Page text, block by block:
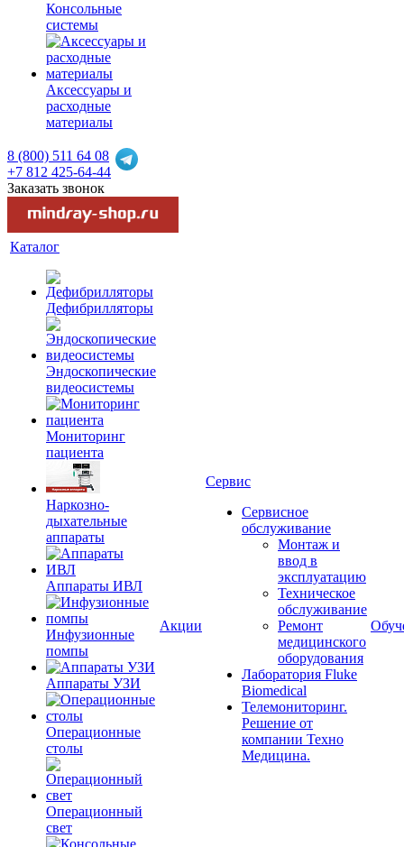
Консольные
системы
Аксессуары и
расходные
материалы
8 (800) 511 64 08
+7 812 425-64-44
Заказать звонок
Каталог
Дефибрилляторы
Эндоскопические
видеосистемы
Мониторинг
пациента
Наркозно-
дыхательные
аппараты
Аппараты ИВЛ
Инфузионные
помпы
Аппараты УЗИ
Операционные
столы
Операционный
свет
Акции
Сервис
Сервисное
обслуживание
Монтаж и
ввод в
эксплуатацию
Техническое
обслуживание
Ремонт
медицинского
оборудования
Лаборатория Fluke
Biomedical
Телемониторинг.
Решение от
компании Техно
Медицина.